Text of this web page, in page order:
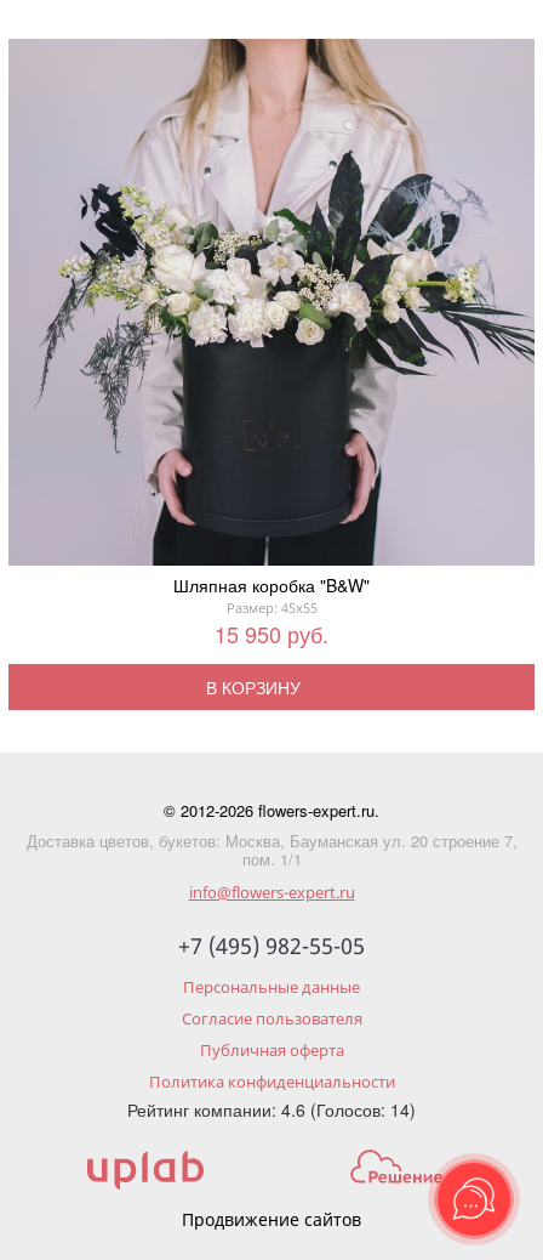
Шляпная коробка "B&W"
Размер: 45x55
15 950 руб.
В КОРЗИНУ
© 2012-2026 flowers-expert.ru.
Доставка цветов, букетов: Москва, Бауманская ул. 20 строение 7,
пом. 1/1
info@flowers-expert.ru
+7 (495) 982-55-05
Персональные данные
Согласие пользователя
Публичная оферта
Политика конфиденциальности
Рейтинг компании: 4.6 (Голосов: 14)
Продвижение сайтов